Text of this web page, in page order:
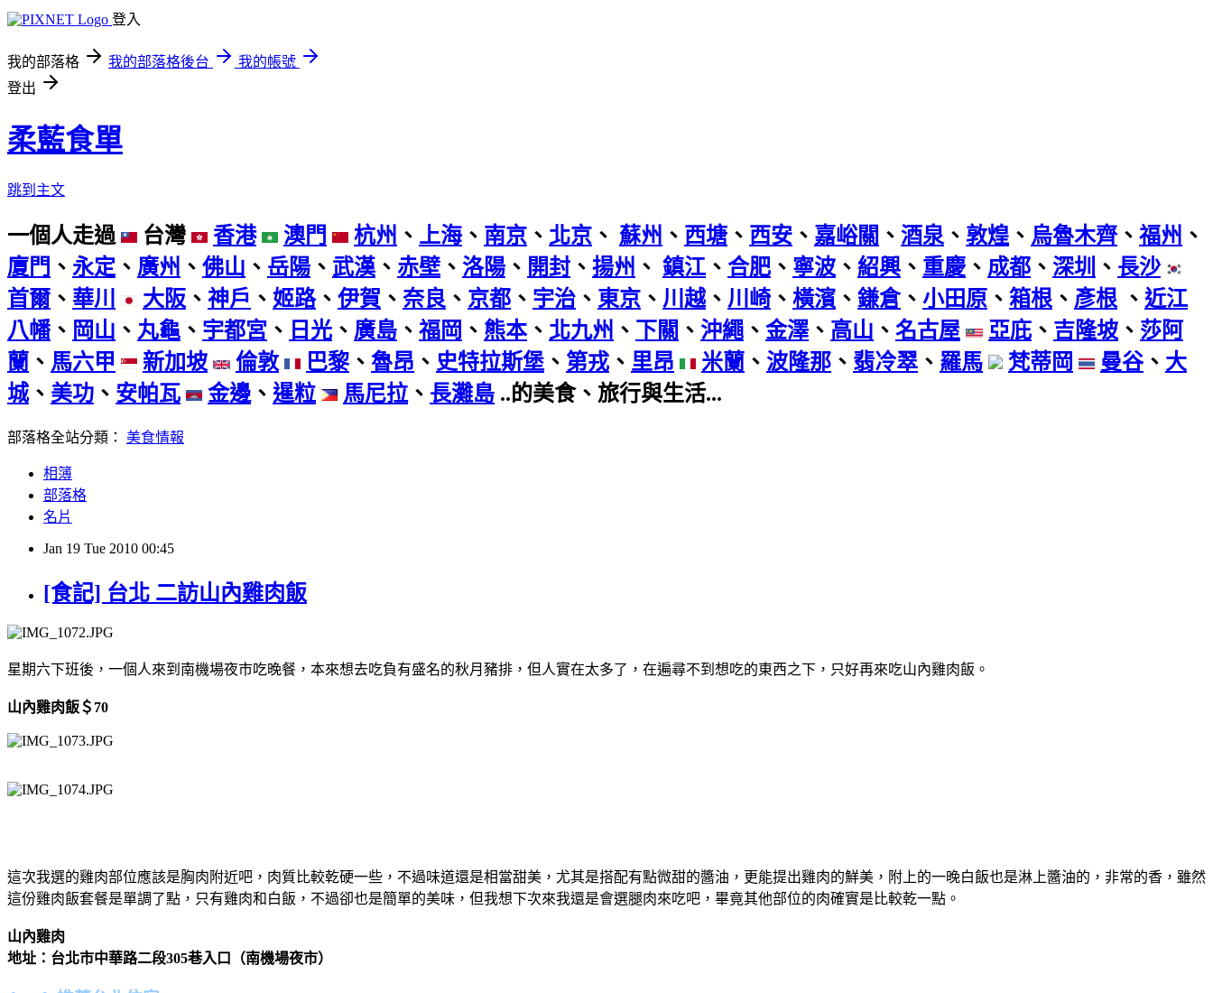
登入
我的部落格 我的部落格後台
我的帳號
登出
柔藍食單
跳到主文
一個人走過 台灣 香港 澳門 杭州 、 上海、 南京 、 北京 、 蘇州 、 西塘 、 西安 、 嘉峪關 、 酒泉 、 敦煌 、 烏魯木齊、 福州 、
廈門 、 永定 、 廣州 、 佛山 、 岳陽 、 武漢 、 赤壁 、 洛陽 、 開封 、 揚州 、 鎮江 、 合肥 、 寧波 、 紹興 、 重慶、 成都 、 深圳 、 長沙
首爾、 華川 大阪 、 神戶 、 姬路、 伊賀 、 奈良 、 京都 、 宇治 、 東京 、 川越 、 川崎 、 橫濱 、 鎌倉、 小田原 、 箱根 、 彥根 、 近江
八幡 、 岡山 、 丸龜 、 宇都宮 、 日光 、 廣島 、 福岡 、 熊本、 北九州 、 下關 、 沖繩 、 金澤 、 高山 、 名古屋 亞庇 、 吉隆坡 、 莎阿
蘭 、 馬六甲 新加坡 倫敦 巴黎、 魯昂 、 史特拉斯堡 、 第戎 、 里昂 米蘭 、 波隆那 、 翡冷翠 、 羅馬 梵蒂岡 曼谷、 大
城、 美功 、 安帕瓦 金邊 、 暹粒 馬尼拉 、 長灘島 ..的美食、旅行與生活...
部落格全站分類： 美食情報
相簿
部落格
名片
Jan 19 Tue 2010 00:45
[食記] 台北 二訪山內雞肉飯
星期六下班後，一個人來到南機場夜市吃晚餐，本來想去吃負有盛名的秋月豬排，但人實在太多了，在遍尋不到想吃的東西之下，只好再來吃山內雞肉飯。
山內雞肉飯＄70
這次我選的雞肉部位應該是胸肉附近吧，肉質比較乾硬一些，不過味道還是相當甜美，尤其是搭配有點微甜的醬油，更能提出雞肉的鮮美，附上的一晚白飯也是淋上醬油的，非常的香，雖然
這份雞肉飯套餐是單調了點，只有雞肉和白飯，不過卻也是簡單的美味，但我想下次來我還是會選腿肉來吃吧，畢竟其他部位的肉確實是比較乾一點。
山內雞肉
地址：台北市中華路二段305巷入口（南機場夜市）